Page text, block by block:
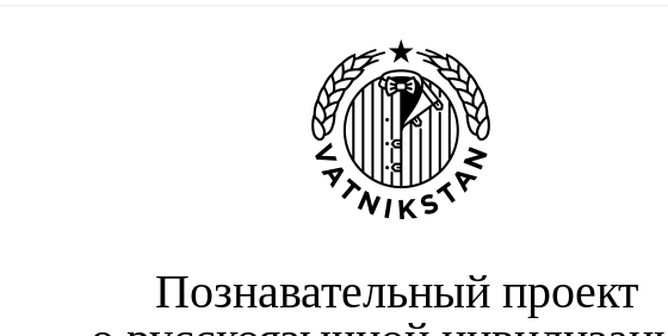
Познавательный проект